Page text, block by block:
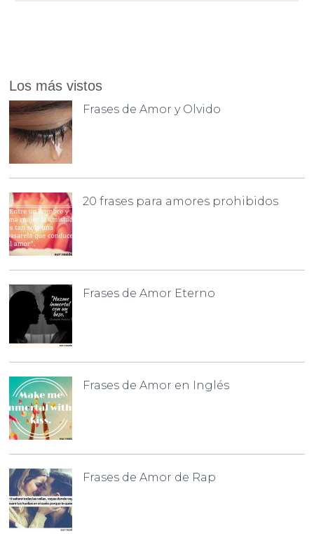
Los más vistos
Frases de Amor y Olvido
20 frases para amores prohibidos
Frases de Amor Eterno
Frases de Amor en Inglés
Frases de Amor de Rap